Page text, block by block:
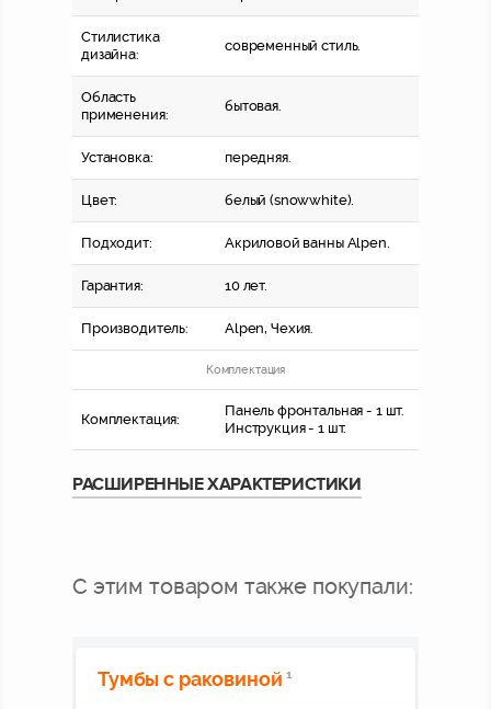
Стилистика
дизайна:
современный стиль.
Область
применения:
бытовая.
Установка: передняя.
Цвет: белый (snowwhite).
Подходит: Акриловой ванны Alpen.
Гарантия: 10 лет.
Производитель: Alpen, Чехия.
Комплектация
Комплектация:
Панель фронтальная - 1 шт.
Инструкция - 1 шт.
РАСШИРЕННЫЕ ХАРАКТЕРИСТИКИ
С этим товаром также покупали:
Тумбы с раковиной 1